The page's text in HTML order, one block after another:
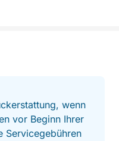
mit an Bord!
wenn
vor Beginn Ihrer
Servicegebühren